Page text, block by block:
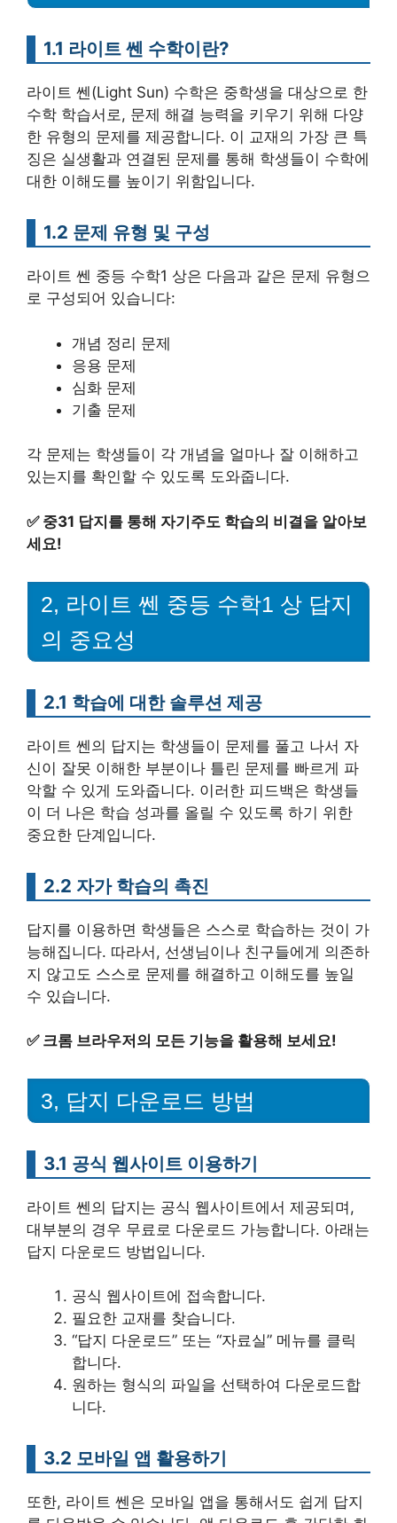
1.1 라이트 쎈 수학이란?
라이트 쎈(Light Sun) 수학은 중학생을 대상으로 한
수학 학습서로, 문제 해결 능력을 키우기 위해 다양
한 유형의 문제를 제공합니다. 이 교재의 가장 큰 특
징은 실생활과 연결된 문제를 통해 학생들이 수학에
대한 이해도를 높이기 위함입니다.
1.2 문제 유형 및 구성
라이트 쎈 중등 수학1 상은 다음과 같은 문제 유형으
로 구성되어 있습니다:
개념 정리 문제
응용 문제
심화 문제
기출 문제
각 문제는 학생들이 각 개념을 얼마나 잘 이해하고
있는지를 확인할 수 있도록 도와줍니다.
✅ 중31 답지를 통해 자기주도 학습의 비결을 알아보
세요!
2, 라이트 쎈 중등 수학1 상 답지
의 중요성
2.1 학습에 대한 솔루션 제공
라이트 쎈의 답지는 학생들이 문제를 풀고 나서 자
신이 잘못 이해한 부분이나 틀린 문제를 빠르게 파
악할 수 있게 도와줍니다. 이러한 피드백은 학생들
이 더 나은 학습 성과를 올릴 수 있도록 하기 위한
중요한 단계입니다.
2.2 자가 학습의 촉진
답지를 이용하면 학생들은 스스로 학습하는 것이 가
능해집니다. 따라서, 선생님이나 친구들에게 의존하
지 않고도 스스로 문제를 해결하고 이해도를 높일
수 있습니다.
✅ 크롬 브라우저의 모든 기능을 활용해 보세요!
3, 답지 다운로드 방법
3.1 공식 웹사이트 이용하기
라이트 쎈의 답지는 공식 웹사이트에서 제공되며,
대부분의 경우 무료로 다운로드 가능합니다. 아래는
답지 다운로드 방법입니다.
공식 웹사이트에 접속합니다.
필요한 교재를 찾습니다.
“답지 다운로드” 또는 “자료실” 메뉴를 클릭
합니다.
원하는 형식의 파일을 선택하여 다운로드합
니다.
3.2 모바일 앱 활용하기
또한, 라이트 쎈은 모바일 앱을 통해서도 쉽게 답지